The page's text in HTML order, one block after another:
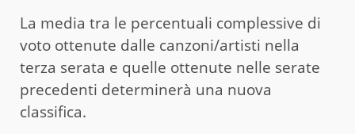
La media tra le percentuali complessive di
voto ottenute dalle canzoni/artisti nella
terza serata e quelle ottenute nelle serate
precedenti determinerà una nuova
classifica.